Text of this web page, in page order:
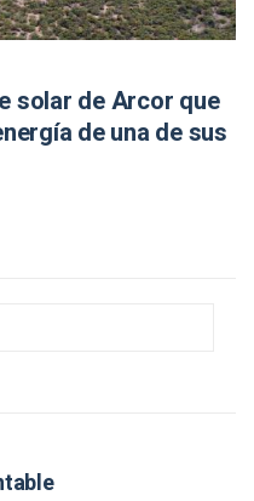
solar de Arcor que
de una de sus